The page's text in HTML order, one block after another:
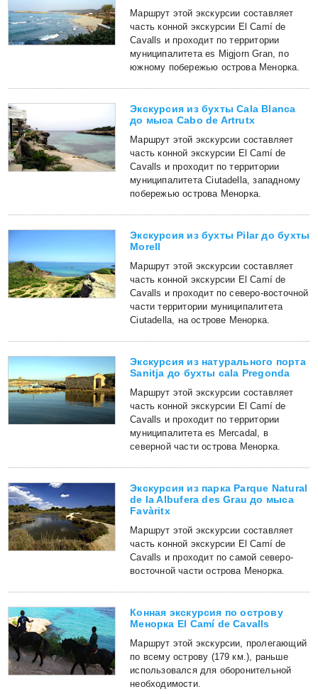
Маршрут этой экскурсии составляет
часть конной экскурсии El Camí de
Cavalls и проходит по территории
муниципалитета es Migjorn Gran, по
южному побережью острова Менорка.
Экскурсия из бухты Cala Blanca
до мыса Cabo de Artrutx
Маршрут этой экскурсии составляет
часть конной экскурсии El Camí de
Cavalls и проходит по территории
муниципалитета Ciutadella, западному
побережью острова Менорка.
Экскурсия из бухты Pilar до бухты
Morell
Маршрут этой экскурсии составляет
часть конной экскурсии El Camí de
Cavalls и проходит по северо-восточной
части территории муниципалитета
Ciutadella, на острове Менорка.
Экскурсия из натурального порта
Sanitja до бухты cala Pregonda
Маршрут этой экскурсии составляет
часть конной экскурсии El Camí de
Cavalls и проходит по территории
муниципалитета es Mercadal, в
северной части острова Менорка.
Экскурсия из парка Parque Natural
de la Albufera des Grau до мыса
Favàritx
Маршрут этой экскурсии составляет
часть конной экскурсии El Camí de
Cavalls и проходит по самой северо-
восточной части острова Менорка.
Конная экскурсия по острову
Менорка El Camí de Cavalls
Маршрут этой экскурсии, пролегающий
по всему острову (179 км.), раньше
использовался для оборонительной
необходимости.